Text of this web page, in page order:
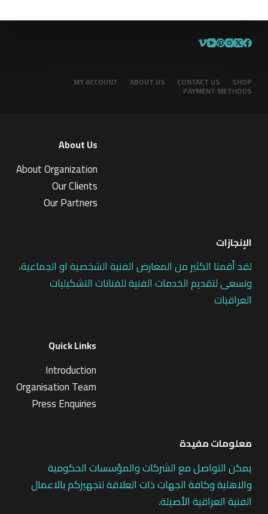
SHOP
CONTACT US
ABOUT US
MY ACCOUNT
PAYMENT METHODS
About Us
About Organization
Our Clients
Our Partners
الإنجازات
لقد أقمنا الكثير من المعارض الفنية الشخصية او الجماعية،
ونسعى لتقديم الخدمات الفنية للفنانات التشكيليات
العراقيات
Quick Links
Introduction
Organisation Team
Press Enquiries
معلومات مفيدة
يمكن التواصل مع الشركات والمؤسسات الحكومية
والاهلية وكافة الجهات ذات العلاقة لتجهيزكم بالاعمال
الفنية العراقية الأصيلة.